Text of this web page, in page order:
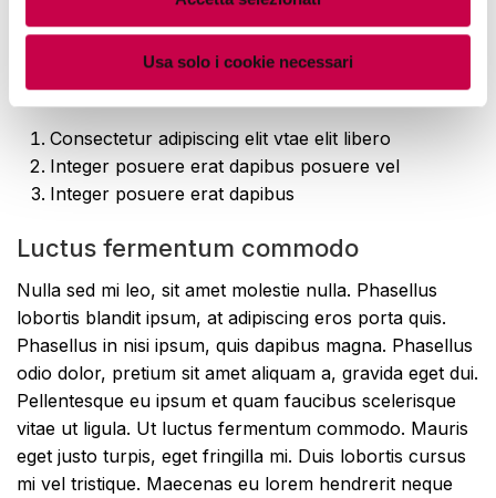
Usa solo i cookie necessari
volutpat. Aenean non lorem arcu. Phasellus in neque
nulla, sed sodales ipsum. Morbi a massa sed sapien
vulputate lacinia. Vivamus et urna vitae felis malesuada
aliquet sit amet et metus.
Consectetur adipiscing elit vtae elit libero
Integer posuere erat dapibus posuere vel
Integer posuere erat dapibus
Luctus fermentum commodo
Nulla sed mi leo, sit amet molestie nulla. Phasellus
lobortis blandit ipsum, at adipiscing eros porta quis.
Phasellus in nisi ipsum, quis dapibus magna. Phasellus
odio dolor, pretium sit amet aliquam a, gravida eget dui.
Pellentesque eu ipsum et quam faucibus scelerisque
vitae ut ligula. Ut luctus fermentum commodo. Mauris
eget justo turpis, eget fringilla mi. Duis lobortis cursus
mi vel tristique. Maecenas eu lorem hendrerit neque